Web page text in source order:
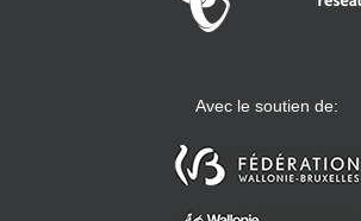
Avec le soutien de: